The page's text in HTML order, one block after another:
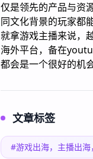
仅是领先的产品与资
同文化背景的玩家都
就拿游戏主播来说，
海外平台，备在
都会是一个很好的机会
文章标签
#游戏出海，主播出